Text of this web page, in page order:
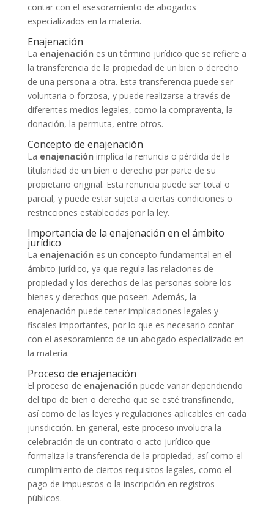
contar con el asesoramiento de abogados
especializados en la materia.
Enajenación
La enajenación es un término jurídico que se refiere a
la transferencia de la propiedad de un bien o derecho
de una persona a otra. Esta transferencia puede ser
voluntaria o forzosa, y puede realizarse a través de
diferentes medios legales, como la compraventa, la
donación, la permuta, entre otros.
Concepto de enajenación
La enajenación implica la renuncia o pérdida de la
titularidad de un bien o derecho por parte de su
propietario original. Esta renuncia puede ser total o
parcial, y puede estar sujeta a ciertas condiciones o
restricciones establecidas por la ley.
Importancia de la enajenación en el ámbito
jurídico
La enajenación es un concepto fundamental en el
ámbito jurídico, ya que regula las relaciones de
propiedad y los derechos de las personas sobre los
bienes y derechos que poseen. Además, la
enajenación puede tener implicaciones legales y
fiscales importantes, por lo que es necesario contar
con el asesoramiento de un abogado especializado en
la materia.
Proceso de enajenación
El proceso de enajenación puede variar dependiendo
del tipo de bien o derecho que se esté transfiriendo,
así como de las leyes y regulaciones aplicables en cada
jurisdicción. En general, este proceso involucra la
celebración de un contrato o acto jurídico que
formaliza la transferencia de la propiedad, así como el
cumplimiento de ciertos requisitos legales, como el
pago de impuestos o la inscripción en registros
públicos.